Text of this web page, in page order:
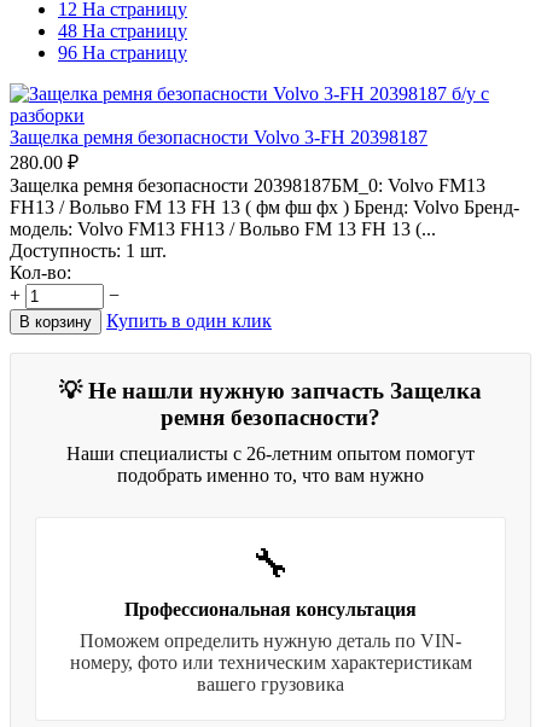
12 На страницу
48 На страницу
96 На страницу
Защелка ремня безопасности Volvo 3-FH 20398187
280.00 ₽
Защелка ремня безопасности 20398187БМ_0: Volvo FM13
FH13 / Вольво FM 13 FH 13 ( фм фш фх ) Бренд: Volvo Бренд-
модель: Volvo FM13 FH13 / Вольво FM 13 FH 13 (...
Доступность: 1 шт.
Кол-во:
+
−
В корзину Купить в один клик
💡 Не нашли нужную запчасть Защелка
ремня безопасности?
Наши специалисты с 26-летним опытом помогут
подобрать именно то, что вам нужно
🔧
Профессиональная консультация
Поможем определить нужную деталь по VIN-
номеру, фото или техническим характеристикам
вашего грузовика